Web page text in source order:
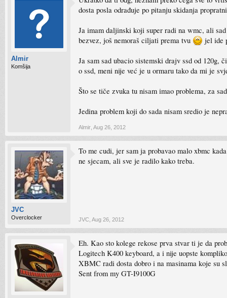
Almir
Komšija
dosta posla odrađuje po pitanju skidanja
Ja imam daljinski koji super radi na wmc, ali
bezvez, još nemoraš ciljati prema tvu
jel ide
Ja sam sad ubacio sistemski drajv ssd od
o ssd, meni nije već je u ormaru tako da mi je
Što se tiče zvuka tu nisam imao problema, za
Jedina problem koji do sada nisam sredio je
Almir Aug 26, 2012
JVC
Overclocker
To me cudi, jer sam ja probavao malo xbmc
ne sjecam, ali sve je radilo kako treba.
JVC Aug 26, 2012
Eh. Kao sto kolege rekose prva stvar ti je da
Logitech K400 keyboard, a i nije uopste
XBMC radi dosta dobro i na masinama koje su
Sent from my GT-I9100G